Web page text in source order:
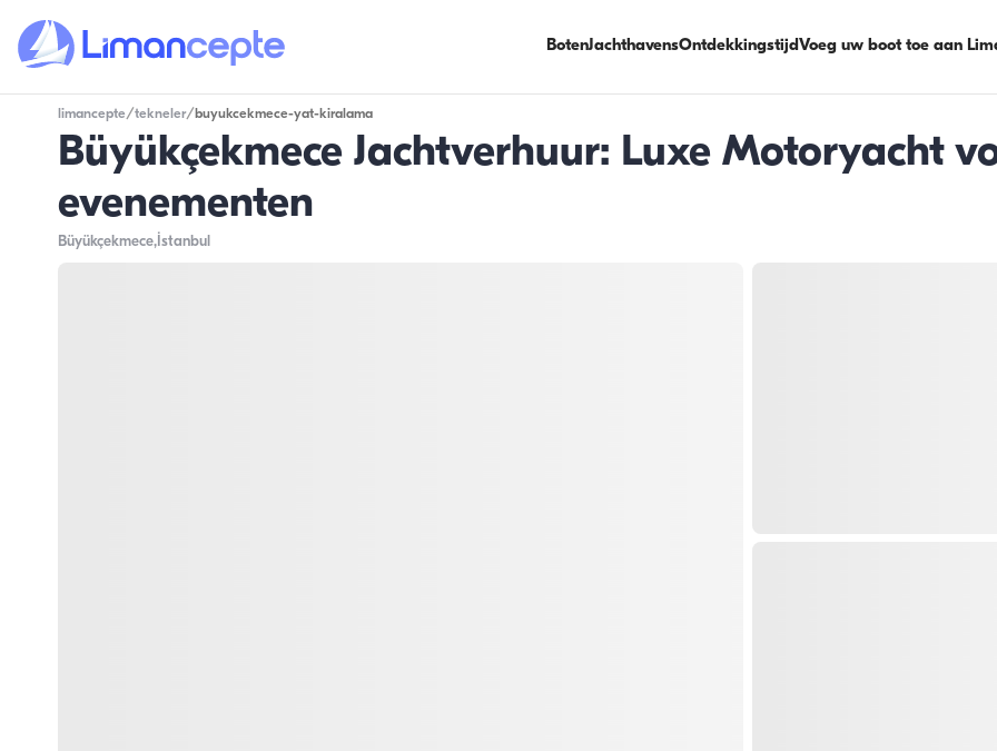
BotenJachthavensOntdekkingstijdVoeg uw boot toe aan
limancepte/tekneler/ buyukcekmece-yat-kiralama
Büyükçekmece Jachtverhuur: Luxe Motoryacht
evenementen
Büyükçekmece,İstanbul